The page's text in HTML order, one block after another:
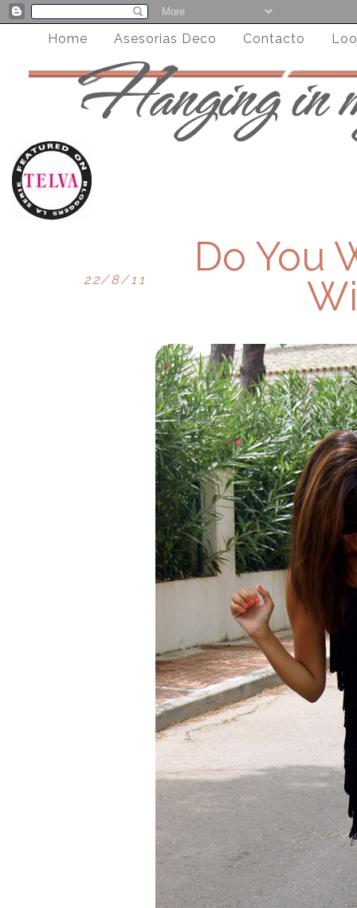
Home Asesorias Deco Contacto
22/8/11
Do You